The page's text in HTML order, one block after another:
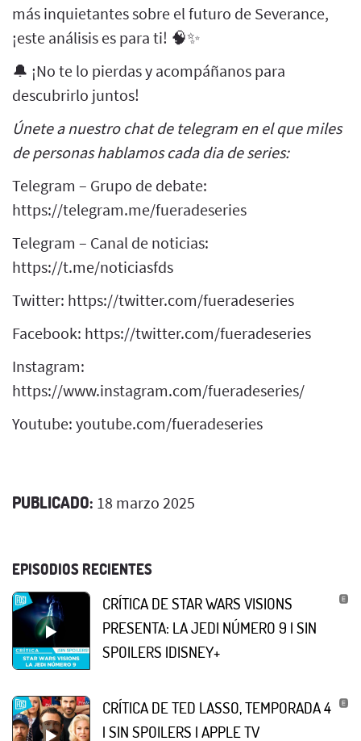
más inquietantes sobre el futuro de Severance,
¡este análisis es para ti! 🧠✨
🔔 ¡No te lo pierdas y acompáñanos para
descubrirlo juntos!
Únete a nuestro chat de telegram en el que miles
de personas hablamos cada dia de series:
Telegram – Grupo de debate:
https://telegram.me/fueradeseries
Telegram – Canal de noticias:
https://t.me/noticiasfds
Twitter: https://twitter.com/fueradeseries
Facebook: https://twitter.com/fueradeseries
Instagram:
https://www.instagram.com/fueradeseries/
Youtube: youtube.com/fueradeseries
PUBLICADO: 18 marzo 2025
EPISODIOS RECIENTES
CRÍTICA DE STAR WARS VISIONS
PRESENTA: LA JEDI NÚMERO 9 | SIN
SPOILERS |DISNEY+
CRÍTICA DE TED LASSO, TEMPORADA 4
| SIN SPOILERS | APPLE TV